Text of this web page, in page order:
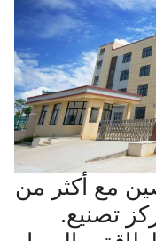
مع أكثر من